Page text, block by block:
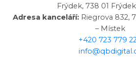
Frýdek, 738 01
Adresa kanceláří: Riegrova 832,
– Místek
+420 723 779